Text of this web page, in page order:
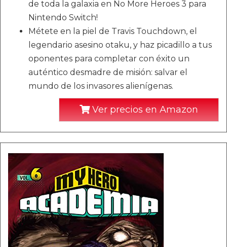
de toda la galaxia en No More Heroes 3 para
Nintendo Switch!
Métete en la piel de Travis Touchdown, el
legendario asesino otaku, y haz picadillo a tus
oponentes para completar con éxito un
auténtico desmadre de misión: salvar el
mundo de los invasores alienígenas.
Ver precios en Amazon